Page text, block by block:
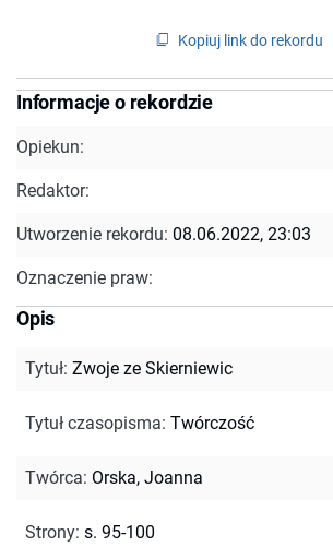
Kopiuj link do rekordu
Informacje o rekordzie
Opiekun:
Redaktor:
Utworzenie rekordu: 08.06.2022, 23:03
Oznaczenie praw:
Opis
Tytuł: Zwoje ze Skierniewic
Tytuł czasopisma: Twórczość
Twórca: Orska, Joanna
Strony: s. 95-100